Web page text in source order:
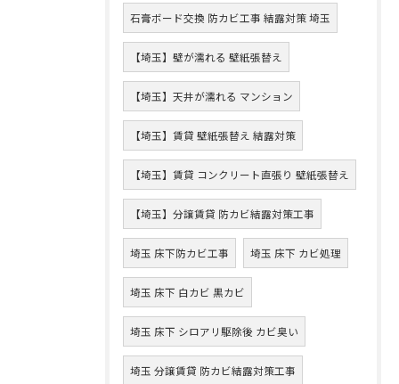
石膏ボード交換 防カビ工事 結露対策 埼玉
【埼玉】壁が濡れる 壁紙張替え
【埼玉】天井が濡れる マンション
【埼玉】賃貸 壁紙張替え 結露対策
【埼玉】賃貸 コンクリート直張り 壁紙張替え
【埼玉】分譲賃貸 防カビ結露対策工事
埼玉 床下防カビ工事 埼玉 床下 カビ処理
埼玉 床下 白カビ 黒カビ
埼玉 床下 シロアリ駆除後 カビ臭い
埼玉 分譲賃貸 防カビ結露対策工事